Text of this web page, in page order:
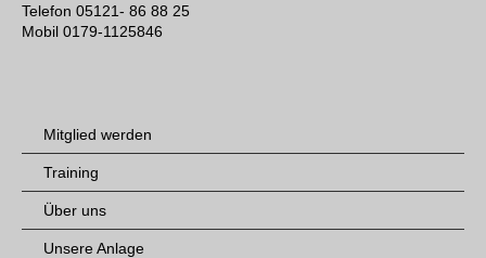
Telefon 05121- 86 88 25
Mobil 0179-1125846
Mitglied werden
Training
Über uns
Unsere Anlage